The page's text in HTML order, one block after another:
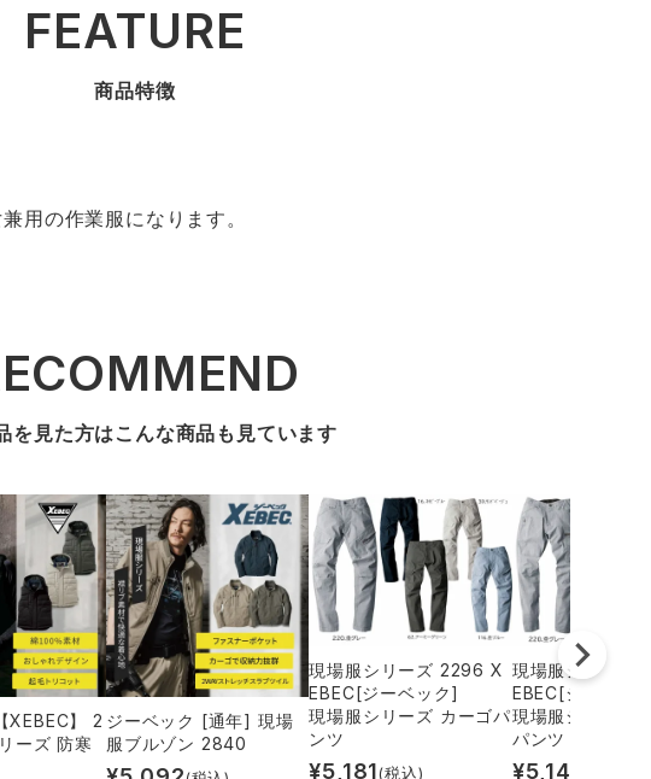
FEATURE
商品特徴
用の作業服になります。
を見た方はこんな商品も見ています
XEBEC】 2
ーズ 防寒
ジーベック [通年] 現場
服ブルゾン 2840
現場服シリーズ 2296 X
EBEC[ジーベック]
現場服シリーズ カーゴパ
ンツ
¥5,181(税込)
現場服シリーズ
EBEC[ジーベッ
現場服シリーズ
パンツ
¥5,145